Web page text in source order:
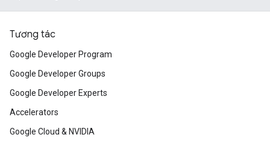
Tương tác
Google Developer Program
Google Developer Groups
Google Developer Experts
Accelerators
Google Cloud & NVIDIA